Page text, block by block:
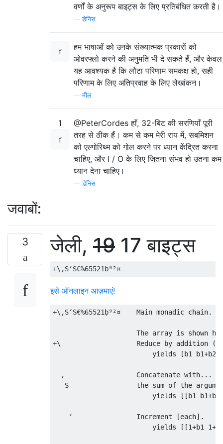
वर्णों के अनुरूप बाइट्स के लिए प्रतिबंधित करती है।
—डेनिस
हम भाषाओं को उनके संख्यात्मक प्रकारों को
ओवरफ्लो करने की अनुमति भी दे सकते हैं, और केवल
यह आवश्यक है कि लौटा परिणाम समकक्ष हो, सही
परिणाम के लिए अतिप्रवाह के लिए लेखांकन।
—मील
1
@PeterCordes हाँ, 32-बिट की सरणियाँ पूरी
तरह से ठीक हैं। कम से कम मेरी राय में, सबमिशन
को एल्गोरिथ्म को गोल करने पर ध्यान केंद्रित करना
चाहिए, और I / O के लिए जितना संभव हो उतना कम
ध्यान देना चाहिए।
—डेनिस
जवाबों:
3 जेली, 19 17 बाइट्स
इसे ऑनलाइन आज़माएं!
+\,S‘S€%65521ḅ⁹²¤    Main monadic chain.
The array is shown
+\                   Reduce by addition (+)
yields [b1 b1+b2
  ,                  Concatenate with...
S                 the sum of the
yields [[b1
    ‘                Increment [each].
yields [[1+b1